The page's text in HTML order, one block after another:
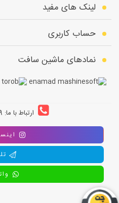
لینک های مفید
حساب کاربری
نمادهای ماشین سافت
ارتباط با ما: 34444149 - 041